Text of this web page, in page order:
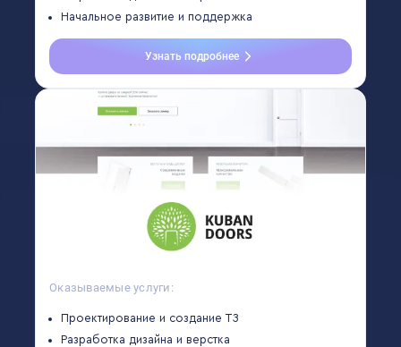
Начальное развитие и поддержка
Узнать подробнее
Оказываемые услуги:
Проектирование и создание ТЗ
Разработка дизайна и верстка